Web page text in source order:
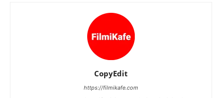
CopyEdit
https://filmikafe.com